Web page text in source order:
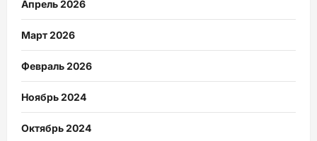
Апрель 2026
Март 2026
Февраль 2026
Ноябрь 2024
Октябрь 2024